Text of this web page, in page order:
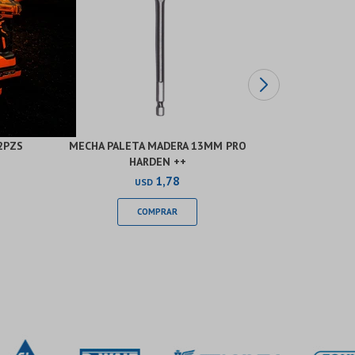
MECHA PALETA MADERA 13MM PRO
HARDEN ++
USD 1,78